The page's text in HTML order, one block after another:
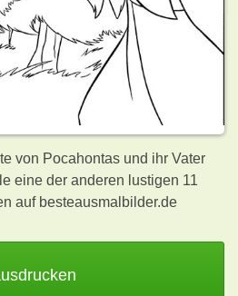
von Pocahontas und ihr Vater
eine der anderen lustigen 11
auf besteausmalbilder.de